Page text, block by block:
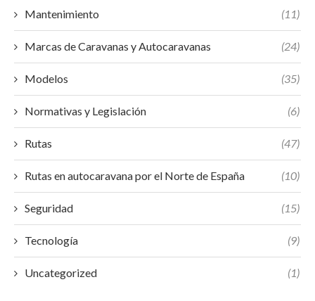
Mantenimiento (11)
Marcas de Caravanas y Autocaravanas (24)
Modelos (35)
Normativas y Legislación (6)
Rutas (47)
Rutas en autocaravana por el Norte de España (10)
Seguridad (15)
Tecnología (9)
Uncategorized (1)